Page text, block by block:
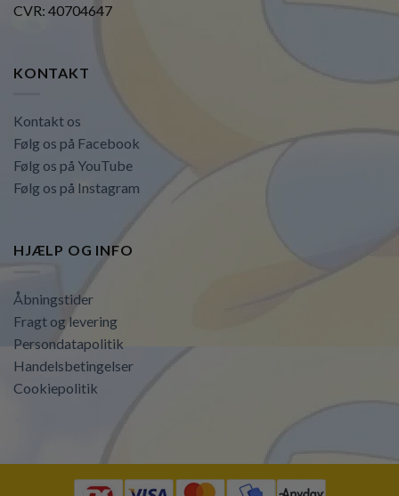
CVR: 40704647
KONTAKT
Kontakt os
Følg os på Facebook
Følg os på YouTube
Følg os på Instagram
HJÆLP OG INFO
Åbningstider
Fragt og levering
Persondatapolitik
Handelsbetingelser
Cookiepolitik